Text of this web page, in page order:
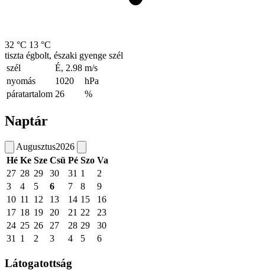
32 °C 13 °C
tiszta égbolt, északi gyenge szél
szél
É, 2.98 m/s
nyomás
1020
hPa
páratartalom 26 %
Naptár
Augusztus2026
Hé Ke Sze Csü Pé Szo Va
27 28 29 30 31 1
2
3
4 5 6 7 8
9
10 11 12 13 14 15
16
17 18 19 20 21 22
23
24 25 26 27 28 29
30
31
1 2 3 4 5 6
Látogatottság